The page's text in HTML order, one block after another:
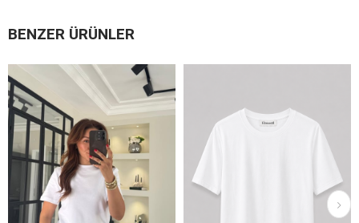
BENZER ÜRÜNLER